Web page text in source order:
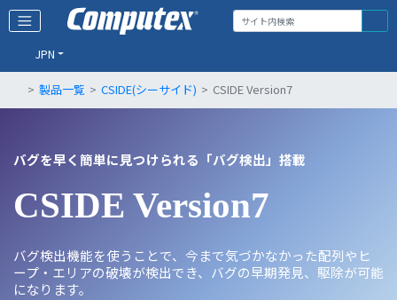
JPN
製品一覧 CSIDE(シーサイド) CSIDE Version7
バグを早く簡単に見つけられる「バグ検出」搭載
CSIDE Version7
バグ検出機能を使うことで、今まで気づかなかった配列やヒ
ープ・エリアの破壊が検出でき、バグの早期発見、駆除が可能
になります。